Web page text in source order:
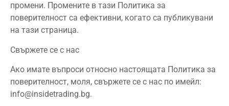
промени. Промените в тази Политика за
поверителност са ефективни, когато са публикувани
на тази страница.
Свържете се с нас
Ако имате въпроси относно настоящата Политика за
поверителност, моля, свържете се с нас по имейл:
info@insidetrading.bg.